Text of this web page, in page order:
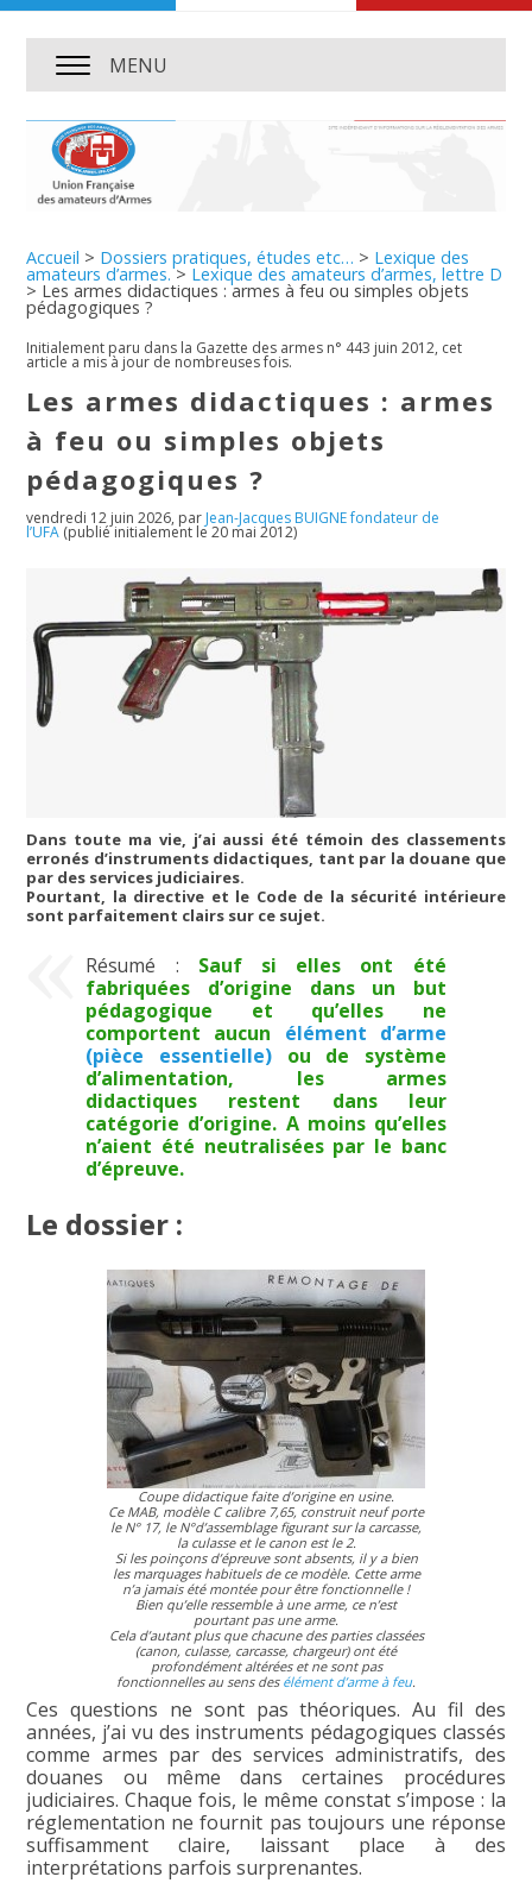
MENU
Accueil > Dossiers pratiques, études etc… > Lexique des
amateurs d’armes.> Lexique des amateurs d’armes, lettre D
> Les armes didactiques : armes à feu ou simples objets
pédagogiques ?
Initialement paru dans la Gazette des armes n° 443 juin 2012, cet
article a mis à jour de nombreuses fois.
Les armes didactiques : armes
à feu ou simples objets
pédagogiques ?
vendredi 12 juin 2026, par Jean-Jacques BUIGNE fondateur de
l’UFA (publié initialement le 20 mai 2012)
Dans toute ma vie, j’ai aussi été témoin des classements
erronés d’instruments didactiques, tant par la douane que
par des services judiciaires.
Pourtant, la directive et le Code de la sécurité intérieure
sont parfaitement clairs sur ce sujet.
Résumé : Sauf si elles ont été
fabriquées d’origine dans un but
pédagogique et qu’elles ne
comportent aucun élément d’arme
(pièce essentielle)ou de système
d’alimentation, les armes
didactiques restent dans leur
catégorie d’origine. A moins qu’elles
n’aient été neutralisées par le banc
d’épreuve.
Le dossier :
Coupe didactique faite d’origine en usine.
Ce MAB, modèle C calibre 7,65, construit neuf porte
le N° 17, le N°d’assemblage figurant sur la carcasse,
la culasse et le canon est le 2.
Si les poinçons d’épreuve sont absents, il y a bien
les marquages habituels de ce modèle. Cette arme
n’a jamais été montée pour être fonctionnelle !
Bien qu’elle ressemble à une arme, ce n’est
pourtant pas une arme.
Cela d’autant plus que chacune des parties classées
(canon, culasse, carcasse, chargeur) ont été
profondément altérées et ne sont pas
fonctionnelles au sens des élément d’arme à feu.
Ces questions ne sont pas théoriques. Au fil des
années, j’ai vu des instruments pédagogiques classés
comme armes par des services administratifs, des
douanes ou même dans certaines procédures
judiciaires. Chaque fois, le même constat s’impose : la
réglementation ne fournit pas toujours une réponse
suffisamment claire, laissant place à des
interprétations parfois surprenantes.